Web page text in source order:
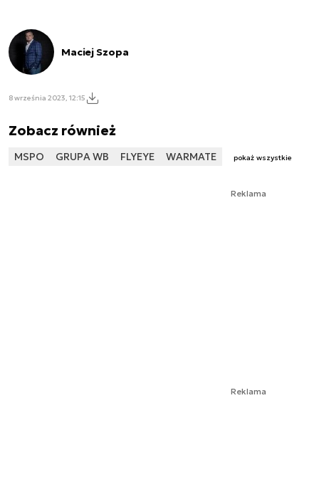
Maciej Szopa
8 września 2023, 12:15
Zobacz również
MSPO GRUPA WB FLYEYE WARMATE pokaż wszystkie
Reklama
Reklama